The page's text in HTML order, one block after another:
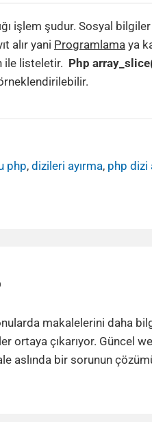
işlem şudur. Sosyal
alır yani Programlama ya
ile listeletir. Php
php, dizileri ayırma, php dizi
makalelerini daha
ortaya çıkarıyor. Güncel
aslında bir sorunun